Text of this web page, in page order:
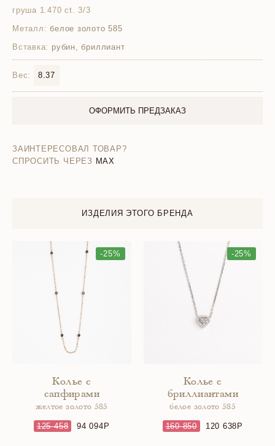
груша 1.470 ct. 3/3
Металл: белое золото 585
Вставка: рубин, бриллиант
Вес: 8.37
ОФОРМИТЬ ПРЕДЗАКАЗ
ЗАИНТЕРЕСОВАЛ ТОВАР?
СПРОСИТЬ ЧЕРЕЗ MAX
ИЗДЕЛИЯ ЭТОГО БРЕНДА
-25%
Колье с
сапфирами
желтое золото 585
125 458 94 094
-25%
Колье с
бриллиантами
белое золото 585
160 850 120 638